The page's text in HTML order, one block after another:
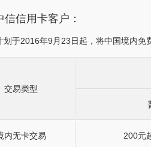
信信用卡客户：
划于2016年9月23日起，将中国境内免
交易类型
内无卡交易 200元